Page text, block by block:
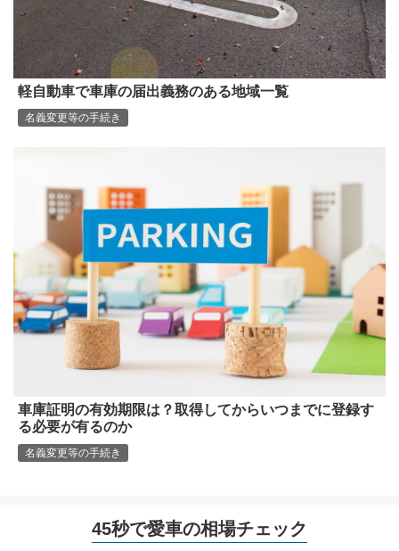
軽自動車で車庫の届出義務のある地域一覧
名義変更等の手続き
車庫証明の有効期限は？取得してからいつまでに登録す
る必要が有るのか
名義変更等の手続き
45秒で愛車の相場チェック